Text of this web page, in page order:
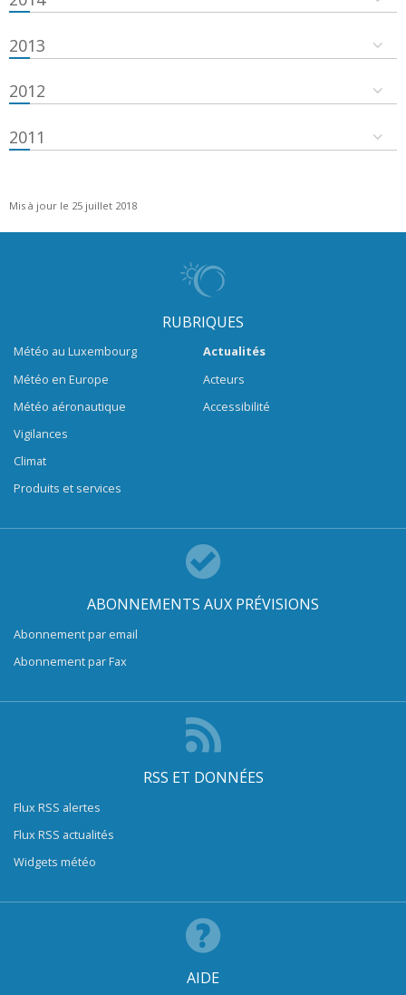
2013
2012
2011
Mis à jour le 25 juillet 2018
RUBRIQUES
Météo au Luxembourg
Météo en Europe
Météo aéronautique
Vigilances
Climat
Produits et services
Actualités
Acteurs
Accessibilité
ABONNEMENTS AUX PRÉVISIONS
Abonnement par email
Abonnement par Fax
RSS ET DONNÉES
Flux RSS alertes
Flux RSS actualités
Widgets météo
AIDE